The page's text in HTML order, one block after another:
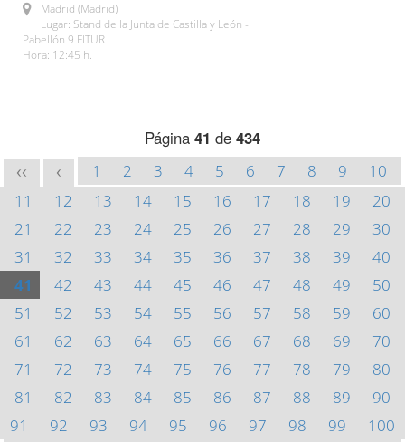
Madrid (Madrid)
Lugar: Stand de la Junta de Castilla y León -
Pabellón 9 FITUR
Hora: 12:45 h.
Página 41 de 434
<< < 1 2 3 4 5 6 7 8 9
10
11
12 13 14 15 16 17 18 19
20
21
22 23 24 25 26 27 28 29
30
31
32 33 34 35 36 37 38 39
40
41
42 43 44 45 46 47 48 49
50
51
52 53 54 55 56 57 58 59
60
61
62 63 64 65 66 67 68 69
70
71
72 73 74 75 76 77 78 79
80
81
82 83 84 85 86 87 88 89
90
91
92 93 94 95 96 97 98 99
100